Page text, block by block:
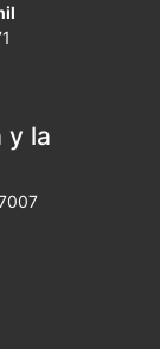
y la